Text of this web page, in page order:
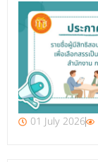
01 July 2026